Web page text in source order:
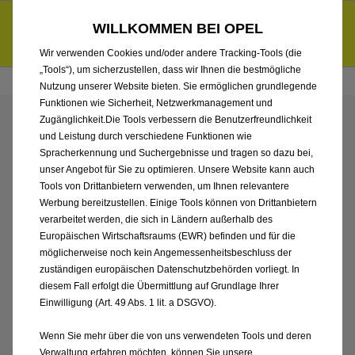
6.000 € staatliche Förderungsprämie für E-Autos und Plug-in-
Hybride. Mehr erfahren >>
RECHTLICHE HINWEISE
Die Stellantis Bank SA Niederlassung Deutschland freut sich
über Ihren Besuch auf dieser Website und Ihr Interesse an
unseren Produkten.
Datenschutzerklärung
im Rahmen der Verwendung der öffentlichen Webseite
sowie des Online Banking. Wenn Sie unsere Webseiten
WILLKOMMEN BEI OPEL
Wir verwenden Cookies und/oder andere Tracking-Tools (die
„Tools“), um sicherzustellen, dass wir Ihnen die bestmögliche
Nutzung unserer Website bieten. Sie ermöglichen grundlegende
Funktionen wie Sicherheit, Netzwerkmanagement und
Zugänglichkeit.Die Tools verbessern die Benutzerfreundlichkeit
und Leistung durch verschiedene Funktionen wie
Spracherkennung und Suchergebnisse und tragen so dazu bei,
unser Angebot für Sie zu optimieren. Unsere Website kann auch
Tools von Drittanbietern verwenden, um Ihnen relevantere
Werbung bereitzustellen. Einige Tools können von Drittanbietern
verarbeitet werden, die sich in Ländern außerhalb des
Europäischen Wirtschaftsraums (EWR) befinden und für die
möglicherweise noch kein Angemessenheitsbeschluss der
zuständigen europäischen Datenschutzbehörden vorliegt. In
diesem Fall erfolgt die Übermittlung auf Grundlage Ihrer
Einwilligung (Art. 49 Abs. 1 lit. a DSGVO).
Wenn Sie mehr über die von uns verwendeten Tools und deren
Verwaltung erfahren möchten, können Sie unsere